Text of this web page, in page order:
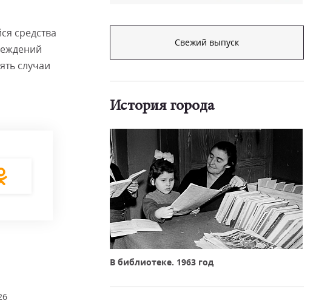
средства
случаи
Свежий выпуск
История города
В библиотеке. 1963 год